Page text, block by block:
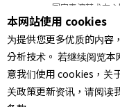
国家表演艺术中
© 2022
统一编
本站所提供相关演出
服务条
本网站使用 cookies
为提供您更多优质的内容
分析技术。 若继续阅览
意我们使用 cookies，关
关政策更新资讯，请阅读